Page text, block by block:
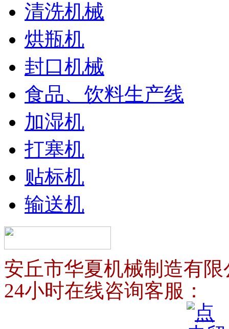
清洗机械
烘瓶机
封口机械
食品、饮料生产线
加湿机
打塞机
贴标机
输送机
安丘市华夏机械制造有限
24小时在线咨询客服：